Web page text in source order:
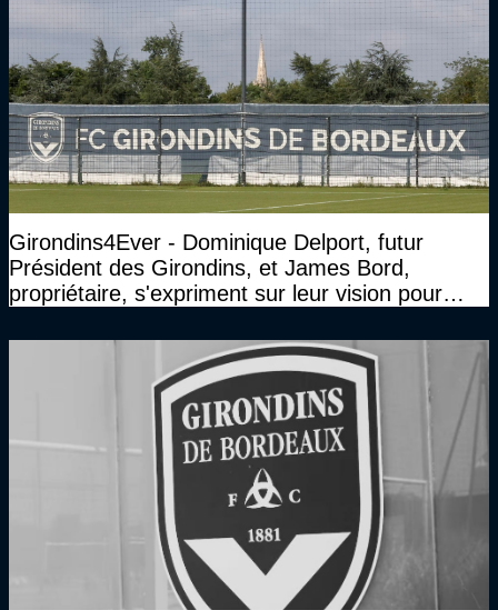
Girondins4Ever - Dominique Delport, futur
Président des Girondins, et James Bord,
propriétaire, s'expriment sur leur vision pour